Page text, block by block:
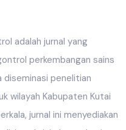
adalah jurnal yang
perkembangan sains
diseminasi penelitian
wilayah Kabupaten Kutai
jurnal ini menyediakan